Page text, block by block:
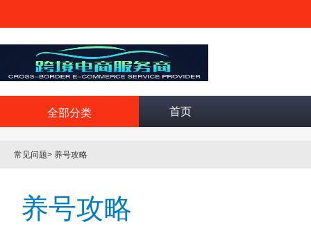
全部分类 首页
常见问题> 养号攻略
养号攻略